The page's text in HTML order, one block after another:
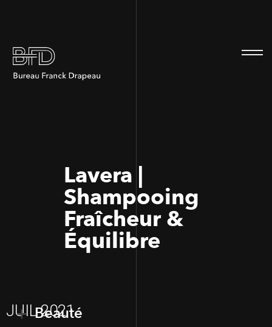
Lavera |
Shampooing
Fraîcheur &
Équilibre
JUIL 2021
Beauté